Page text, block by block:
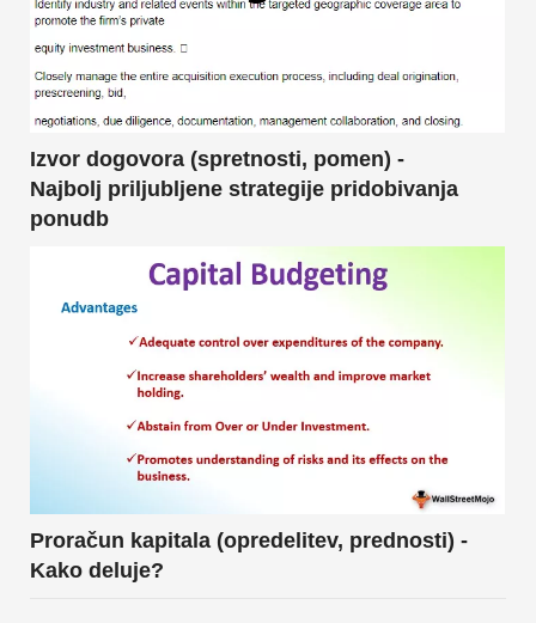
Izvor dogovora (spretnosti, pomen) -
Najbolj priljubljene strategije pridobivanja
ponudb
Proračun kapitala (opredelitev, prednosti) -
Kako deluje?